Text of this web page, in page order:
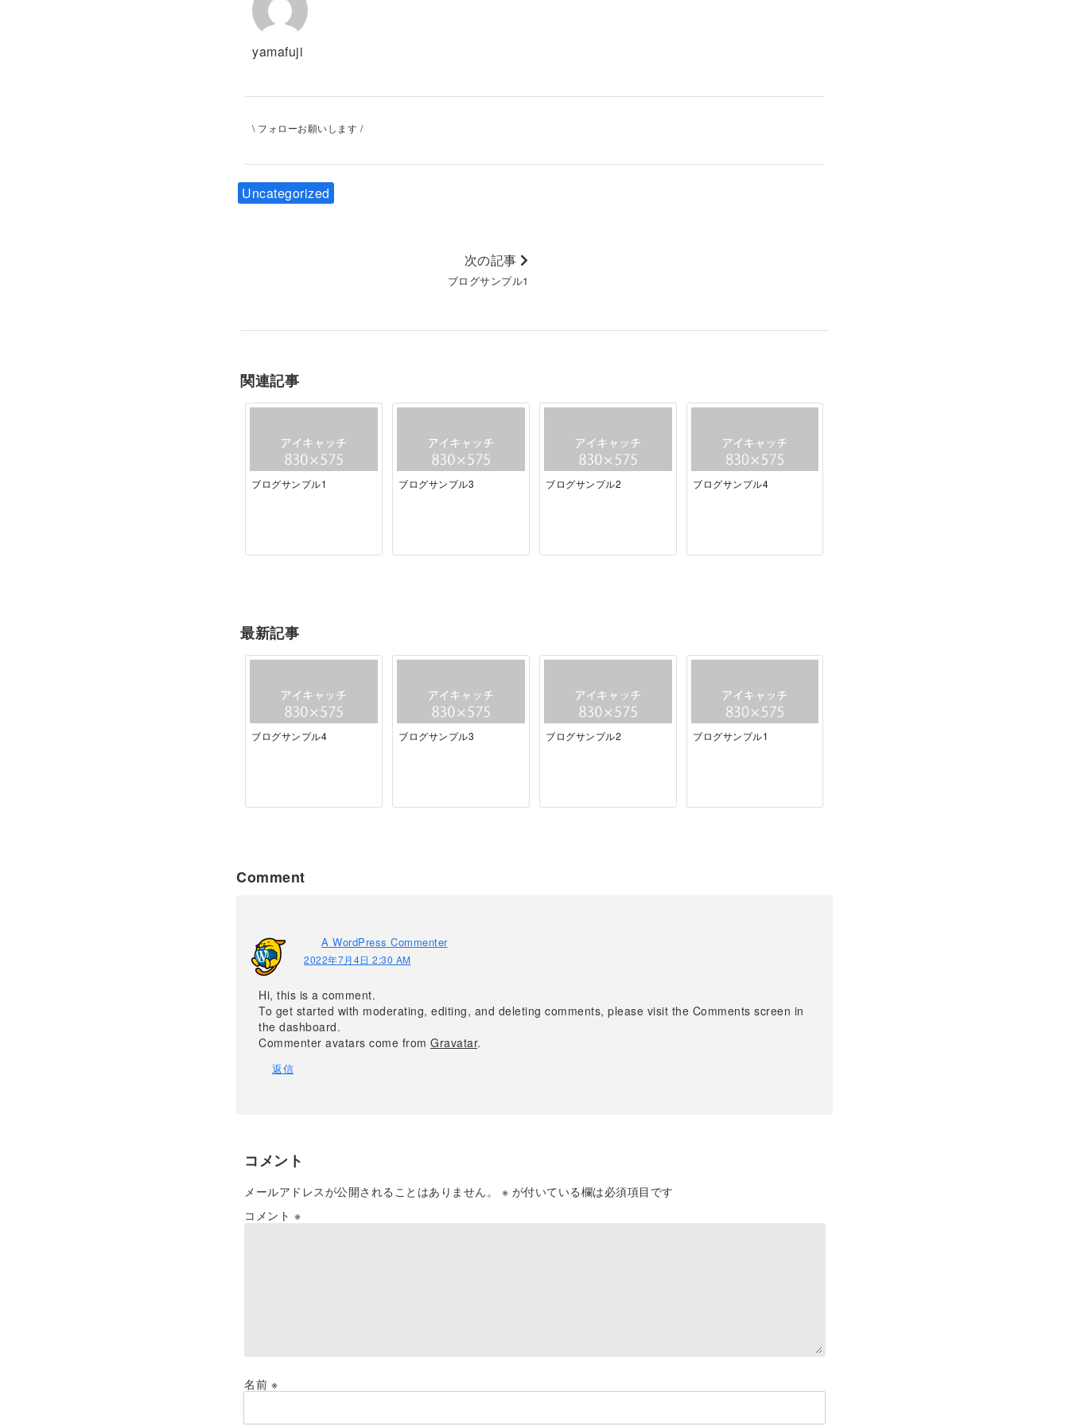
yamafuji
\ フォローお願いします /
Uncategorized
次の記事
ブログサンプル1
関連記事
ブログサンプル1 ブログサンプル3 ブログサンプル2 ブログサンプル4
最新記事
ブログサンプル4 ブログサンプル3 ブログサンプル2 ブログサンプル1
Comment
A WordPress Commenter
2022年7月4日 2:30 AM
Hi, this is a comment.
To get started with moderating, editing, and deleting comments, please visit the Comments screen in
the dashboard.
Commenter avatars come from Gravatar.
返信
コメント
メールアドレスが公開されることはありません。 ※ が付いている欄は必須項目です
コメント ※
名前 ※